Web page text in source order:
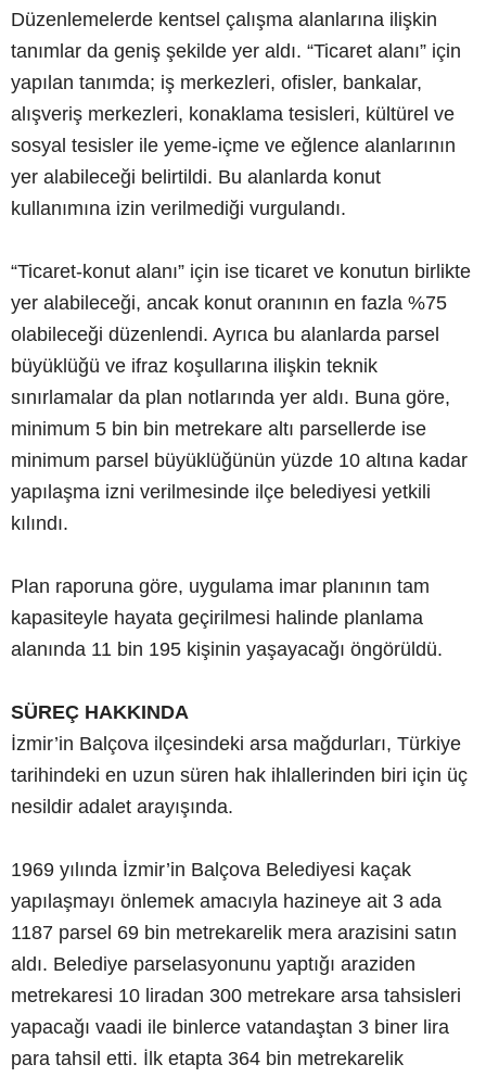
Düzenlemelerde kentsel çalışma alanlarına ilişkin
tanımlar da geniş şekilde yer aldı. “Ticaret alanı” için
yapılan tanımda; iş merkezleri, ofisler, bankalar,
alışveriş merkezleri, konaklama tesisleri, kültürel ve
sosyal tesisler ile yeme-içme ve eğlence alanlarının
yer alabileceği belirtildi. Bu alanlarda konut
kullanımına izin verilmediği vurgulandı.
“Ticaret-konut alanı” için ise ticaret ve konutun birlikte
yer alabileceği, ancak konut oranının en fazla %75
olabileceği düzenlendi. Ayrıca bu alanlarda parsel
büyüklüğü ve ifraz koşullarına ilişkin teknik
sınırlamalar da plan notlarında yer aldı. Buna göre,
minimum 5 bin bin metrekare altı parsellerde ise
minimum parsel büyüklüğünün yüzde 10 altına kadar
yapılaşma izni verilmesinde ilçe belediyesi yetkili
kılındı.
Plan raporuna göre, uygulama imar planının tam
kapasiteyle hayata geçirilmesi halinde planlama
alanında 11 bin 195 kişinin yaşayacağı öngörüldü.
SÜREÇ HAKKINDA
İzmir’in Balçova ilçesindeki arsa mağdurları, Türkiye
tarihindeki en uzun süren hak ihlallerinden biri için üç
nesildir adalet arayışında.
1969 yılında İzmir’in Balçova Belediyesi kaçak
yapılaşmayı önlemek amacıyla hazineye ait 3 ada
1187 parsel 69 bin metrekarelik mera arazisini satın
aldı. Belediye parselasyonunu yaptığı araziden
metrekaresi 10 liradan 300 metrekare arsa tahsisleri
yapacağı vaadi ile binlerce vatandaştan 3 biner lira
para tahsil etti. İlk etapta 364 bin metrekarelik